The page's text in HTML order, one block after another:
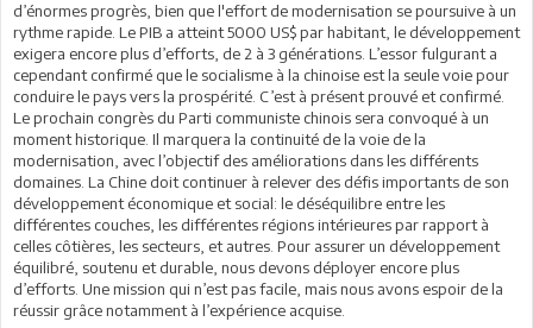
d’énormes progrès, bien que l'effort de modernisation se poursuive à un
rythme rapide. Le PIB a atteint 5000 US$ par habitant, le développement
exigera encore plus d’efforts, de 2 à 3 générations. L’essor fulgurant a
cependant confirmé que le socialisme à la chinoise est la seule voie pour
conduire le pays vers la prospérité. C’est à présent prouvé et confirmé.
Le prochain congrès du Parti communiste chinois sera convoqué à un
moment historique. Il marquera la continuité de la voie de la
modernisation, avec l’objectif des améliorations dans les différents
domaines. La Chine doit continuer à relever des défis importants de son
développement économique et social: le déséquilibre entre les
différentes couches, les différentes régions intérieures par rapport à
celles côtières, les secteurs, et autres. Pour assurer un développement
équilibré, soutenu et durable, nous devons déployer encore plus
d’efforts. Une mission qui n’est pas facile, mais nous avons espoir de la
réussir grâce notamment à l’expérience acquise.